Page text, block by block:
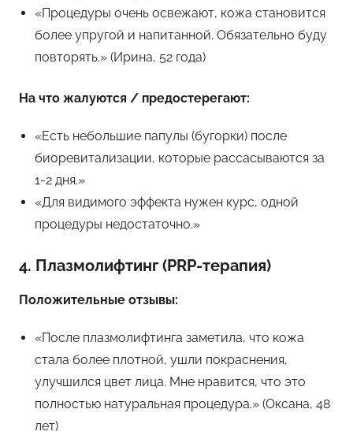
«Процедуры очень освежают, кожа становится
более упругой и напитанной. Обязательно буду
повторять.» (Ирина, 52 года)
На что жалуются / предостерегают:
«Есть небольшие папулы (бугорки) после
биоревитализации, которые рассасываются за
1-2 дня.»
«Для видимого эффекта нужен курс, одной
процедуры недостаточно.»
4. Плазмолифтинг (PRP-терапия)
Положительные отзывы:
«После плазмолифтинга заметила, что кожа
стала более плотной, ушли покраснения,
улучшился цвет лица. Мне нравится, что это
полностью натуральная процедура.» (Оксана, 48
лет)